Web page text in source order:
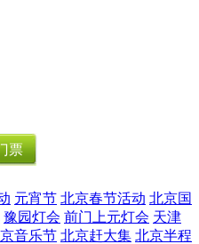
票
元宵节 北京春节活动 北京国
豫园灯会 前门上元灯会 天津
音乐节 北京赶大集 北京半程